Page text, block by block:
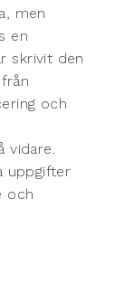
men
en
skrivit den
och
vidare.
uppgifter
och